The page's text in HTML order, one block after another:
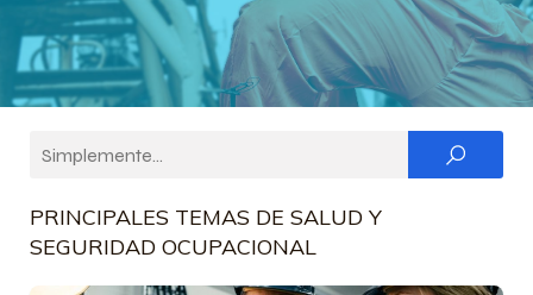
PRINCIPALES TEMAS DE SALUD Y
SEGURIDAD OCUPACIONAL